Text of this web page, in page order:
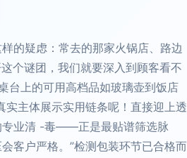
的疑虑：常去的那家火锅店、路边
个谜团，我们就要深入到顾客看不
台上的可用高档品如玻璃壶到饭店
主体展示实用链条呢！直接迎上透
专业清 -毒——正是最贴谱筛选脉
客户严格。”检测包装环节已合格而